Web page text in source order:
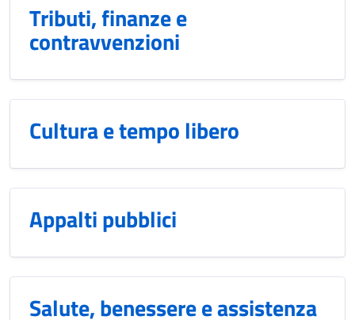
Tributi, finanze e
contravvenzioni
Cultura e tempo libero
Appalti pubblici
Salute, benessere e assistenza